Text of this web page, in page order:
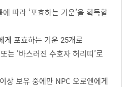
따라 ‘포효하는 기운’을 획득할
게 포효하는 기운 25개로
는 ‘바스러진 수호자 허리띠’로
상 보유 중에만 NPC 오로엔에게